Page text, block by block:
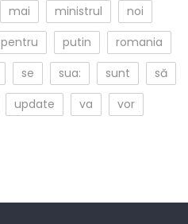
mai ministrul
noi
pentru putin
romania
se sua: sunt
să
update va
vor